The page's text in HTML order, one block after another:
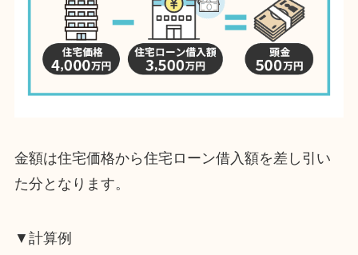
金額は住宅価格から住宅ローン借入額を差し引い
た分となります。
▼計算例